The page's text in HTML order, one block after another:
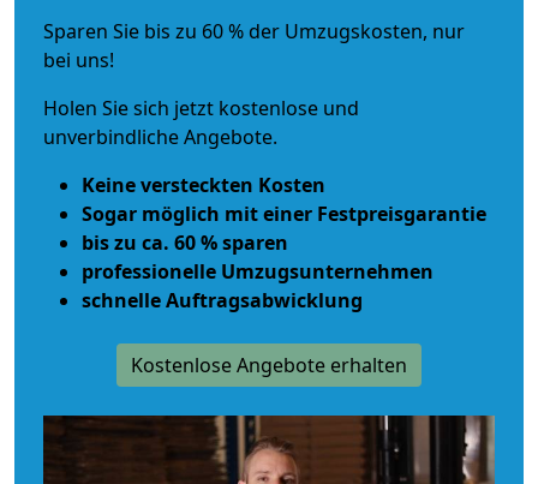
Sparen Sie bis zu 60 % der Umzugskosten, nur
bei uns!
Holen Sie sich jetzt kostenlose und
unverbindliche Angebote.
Keine versteckten Kosten
Sogar möglich mit einer Festpreisgarantie
bis zu ca. 60 % sparen
professionelle Umzugsunternehmen
schnelle Auftragsabwicklung
Kostenlose Angebote erhalten